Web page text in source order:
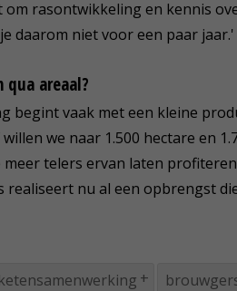
om rasontwikkeling en kennis
daarom niet voor een paar jaar.'
qua areaal?
begint vaak met een kleine
we naar 1.500 hectare en
meer telers ervan laten
realiseert nu al een opbrengst
ketensamenwerking